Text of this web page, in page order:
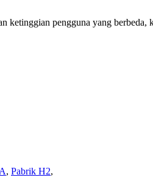
ketinggian pengguna yang
, Pabrik H2,